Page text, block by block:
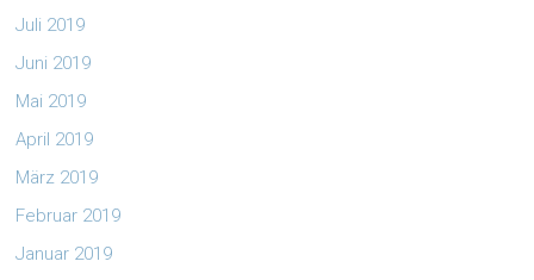
Juli 2019
Juni 2019
Mai 2019
April 2019
März 2019
Februar 2019
Januar 2019